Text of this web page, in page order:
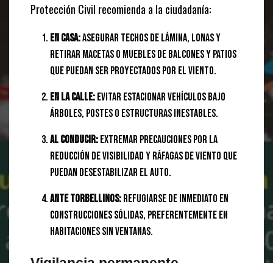
Protección Civil recomienda a la ciudadanía:
En casa:Asegurar techos de lámina, lonas y
retirar macetas o muebles de balcones y patios
que puedan ser proyectados por el viento.
En la calle:Evitar estacionar vehículos bajo
árboles, postes o estructuras inestables.
Al conducir:Extremar precauciones por la
reducción de visibilidad y ráfagas de viento que
puedan desestabilizar el auto.
Ante torbellinos:Refugiarse de inmediato en
construcciones sólidas, preferentemente en
habitaciones sin ventanas.